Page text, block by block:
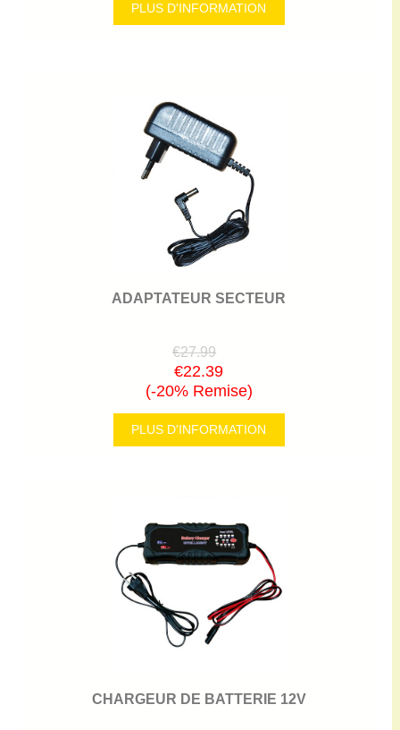
PLUS D'INFORMATION
ADAPTATEUR SECTEUR
€27.99
€22.39
(-20% Remise)
PLUS D'INFORMATION
CHARGEUR DE BATTERIE 12V